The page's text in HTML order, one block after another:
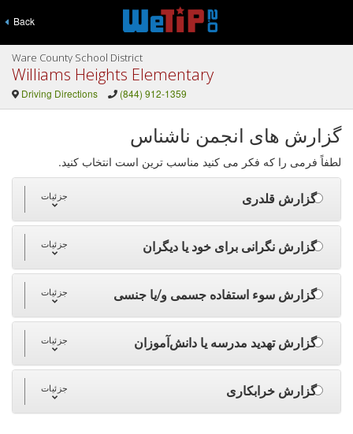
Back
Ware County School District
Williams Heights Elementary
Driving Directions (844) 912-1359
گزارش های انجمن ناشناس
لطفاً فرمی را که فکر می کنید مناسب ترین است انتخاب کنید.
گزارش قلدری جزئیات
گزارش نگرانی برای خود یا دیگران جزئیات
گزارش سوء استفاده جسمی و/یا جنسی جزئیات
گزارش تهدید مدرسه یا دانش‌آموزان جزئیات
گزارش خرابکاری جزئیات